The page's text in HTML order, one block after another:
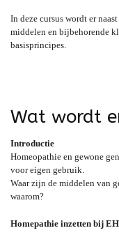
In deze cursus wordt er
middelen en bijbehorende
basisprincipes.
Wat wordt
Introductie
Homeopathie en gewone
voor eigen gebruik.
Waar zijn de middelen van
waarom?
Homepathie inzetten bij